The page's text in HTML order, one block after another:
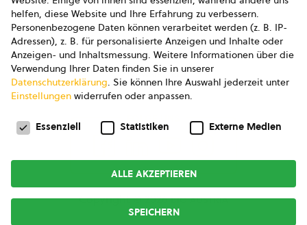
AGB Marketing GmbH
AGB Bildung
Newsletter
Copyright © 2026bio austria
helfen, diese Website und Ihre Erfahrung zu verbessern.
Personenbezogene Daten können verarbeitet werden (z. B. IP-
Adressen), z. B. für personalisierte Anzeigen und Inhalte oder
Anzeigen- und Inhaltsmessung. Weitere Informationen über die
Verwendung Ihrer Daten finden Sie in unserer
Datenschutzerklärung. Sie können Ihre Auswahl jederzeit unter
Einstellungen widerrufen oder anpassen.
Datenschutzeinstellungen
Essenziell Statistiken Externe Medien
ALLE AKZEPTIEREN
SPEICHERN